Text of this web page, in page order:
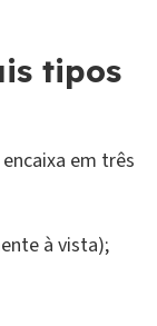
tipos
em três
à vista);